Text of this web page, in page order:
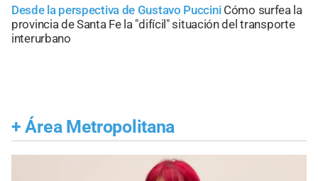
Desde la perspectiva de Gustavo Puccini Cómo surfea la
provincia de Santa Fe la "difícil" situación del transporte
interurbano
+ Área Metropolitana